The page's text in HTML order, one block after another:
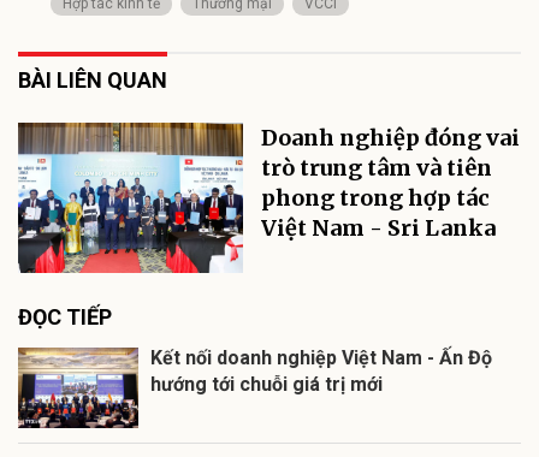
Hợp tác kinh tế
Thương mại VCCI
BÀI LIÊN QUAN
Doanh nghiệp đóng vai
trò trung tâm và tiên
phong trong hợp tác
Việt Nam - Sri Lanka
ĐỌC TIẾP
Kết nối doanh nghiệp Việt Nam - Ấn Độ
hướng tới chuỗi giá trị mới